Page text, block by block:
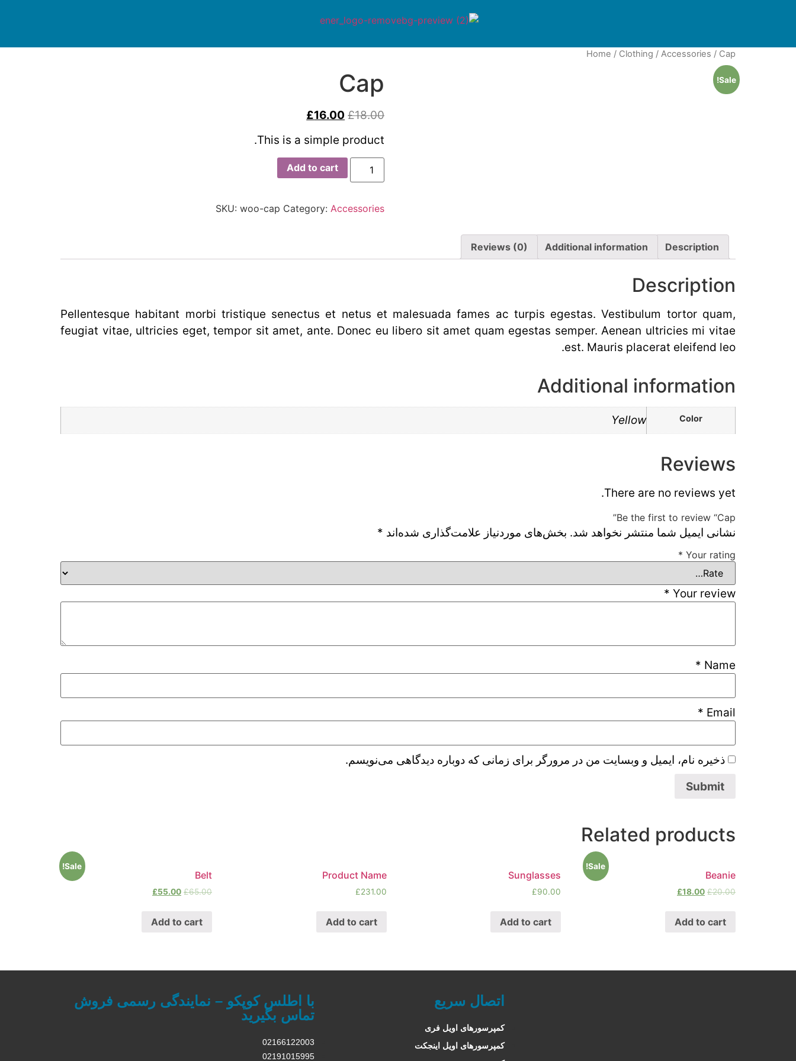
Home / Clothing / Accessories / Cap
Sale!
Cap
£18.00
£16.00
This is a simple product.
Add to cart
SKU:woo-cap Category: Accessories
Description
Additional information
Reviews (0)
Description
Pellentesque habitant morbi tristique senectus et netus et malesuada fames ac turpis egestas. Vestibulum tortor quam,
feugiat vitae, ultricies eget, tempor sit amet, ante. Donec eu libero sit amet quam egestas semper. Aenean ultricies mi vitae
est. Mauris placerat eleifend leo.
Additional information
Color
Yellow
Reviews
There are no reviews yet.
Be the first to review “Cap”
نشانی ایمیل شما منتشر نخواهد شد. بخش‌های موردنیاز علامت‌گذاری شده‌اند *
Your rating
*
Your review
*
Name
*
Email
*
ذخیره نام، ایمیل و وبسایت من در مرورگر برای زمانی که دوباره دیدگاهی می‌نویسم.
Related products
Sale!
Beanie
£20.00
£18.00
Add to cart
Sunglasses
£90.00
Add to cart
Product Name
£231.00
Add to cart
Sale!
Belt
£65.00
£55.00
Add to cart
اتصال سریع
کمپرسورهای اویل فری
کمپرسورهای اویل اینجکت
با اطلس کوپکو – نمایندگی رسمی فروش
تماس بگیرید
02166122003
02191015995